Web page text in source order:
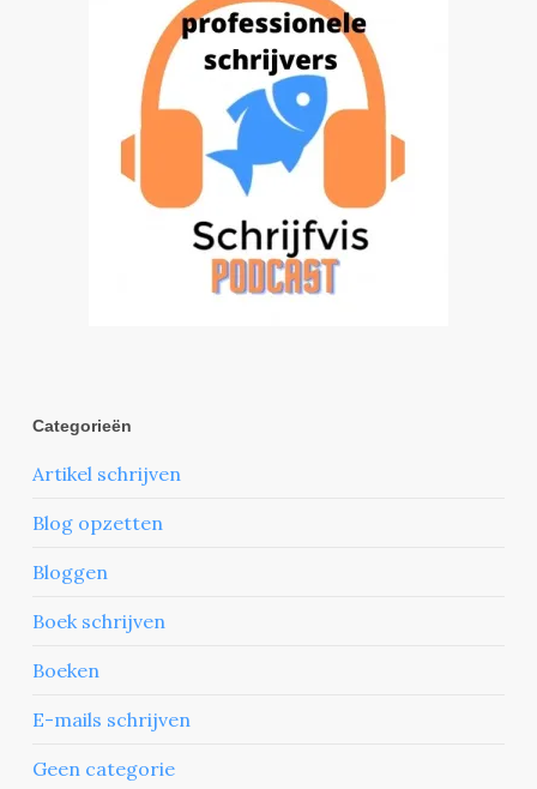
Categorieën
Artikel schrijven
Blog opzetten
Bloggen
Boek schrijven
Boeken
E-mails schrijven
Geen categorie